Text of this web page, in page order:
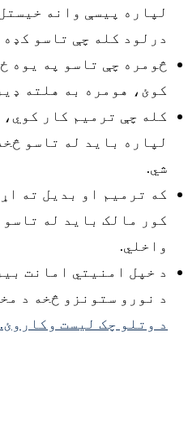
لپاره پیسې وانه
درلود کله چې تاسو
څومره چې تاسو په یوه
کوئ، هومره به هلته
کله چې ترمیم کار
لپاره باید له تاسو
شي.
که ترمیم او بدیل ته
کور مالک باید له
واخلي.
د خپل امنیتي امانت
د نورو ستونزو څخه د
د وتلو چک لیست وکاروئ.